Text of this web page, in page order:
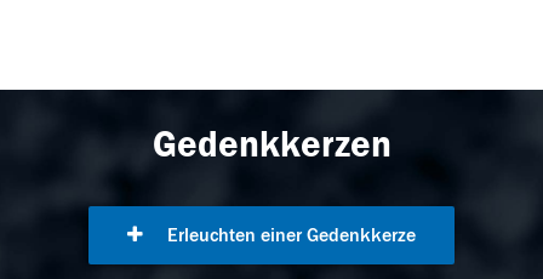
Gedenkkerzen
Erleuchten einer Gedenkkerze